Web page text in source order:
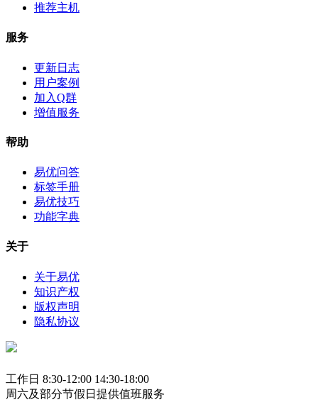
推荐主机
服务
更新日志
用户案例
加入Q群
增值服务
帮助
易优问答
标签手册
易优技巧
功能字典
关于
关于易优
知识产权
版权声明
隐私协议
工作日 8:30-12:00 14:30-18:00
周六及部分节假日提供值班服务